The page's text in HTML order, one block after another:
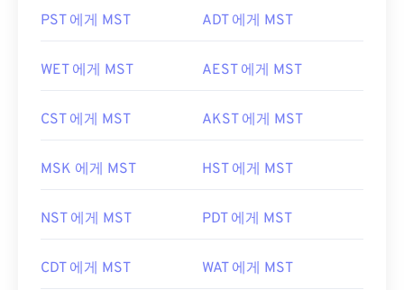
PST 에게 MST ADT 에게 MST
WET 에게 MST AEST 에게 MST
CST 에게 MST AKST 에게 MST
MSK 에게 MST HST 에게 MST
NST 에게 MST PDT 에게 MST
CDT 에게 MST WAT 에게 MST